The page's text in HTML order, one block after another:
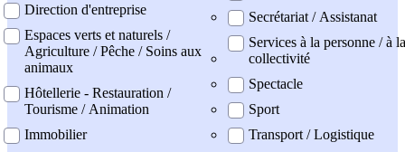
Direction d'entreprise
Espaces verts et naturels /
Agriculture / Pêche / Soins aux
animaux
Hôtellerie - Restauration /
Tourisme / Animation
Immobilier
Secrétariat / Assistanat
Services à la personne / à la
collectivité
Spectacle
Sport
Transport / Logistique